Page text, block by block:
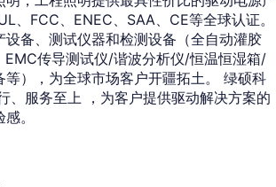
、FCC、ENEC、SAA、CE等全球认证。
设备、测试仪器和检测设备（全自动灌胶
EMC传导测试仪/谐波分析仪/恒温恒湿箱/
等），为全球市场客户开疆拓土。 绿硕科
、服务至上 ，为客户提供驱动解决方案的
。